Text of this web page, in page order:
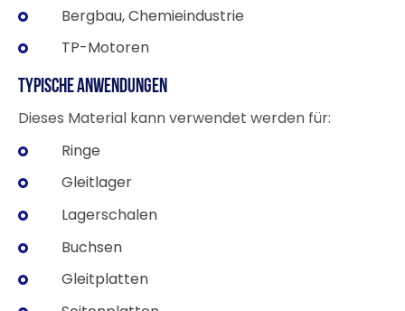
Bergbau, Chemieindustrie
TP-Motoren
Typische Anwendungen
Dieses Material kann verwendet werden für:
Ringe
Gleitlager
Lagerschalen
Buchsen
Gleitplatten